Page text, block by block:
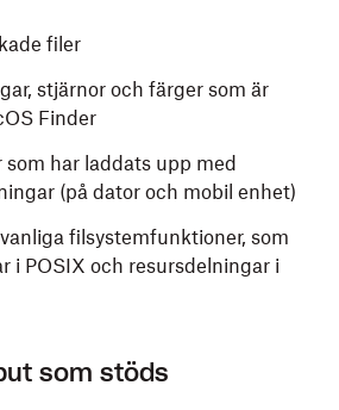
filer
stjärnor och färger som är
Finder
har laddats upp med
(på dator och mobil enhet)
filsystemfunktioner, som
i POSIX och resursdelningar i
som stöds